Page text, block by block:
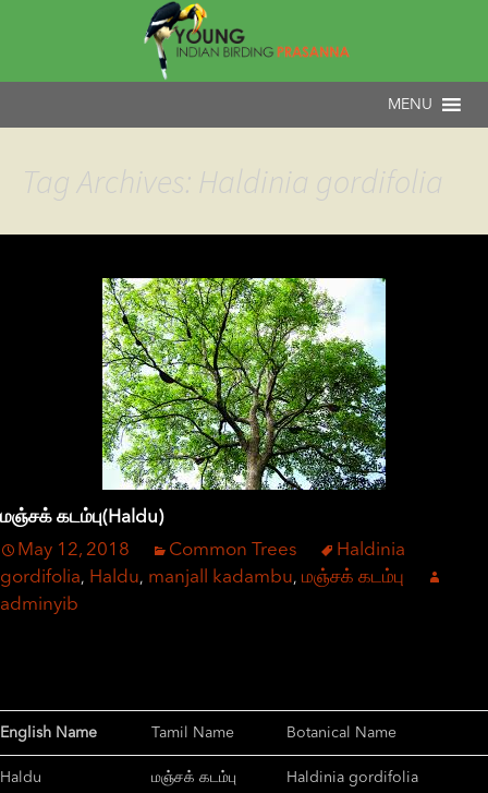
Tag Archives: Haldinia gordifolia
மஞ்சக் கடம்பு(Haldu)
May 12, 2018
Common Trees
Haldinia
gordifolia, Haldu, manjall kadambu, மஞ்சக் கடம்பு
adminyib
English Name Tamil Name Botanical Name
Haldu மஞ்சக் கடம்பு Haldinia gordifolia